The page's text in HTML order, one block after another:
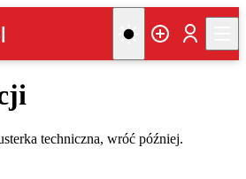
techniczna, wróć później.